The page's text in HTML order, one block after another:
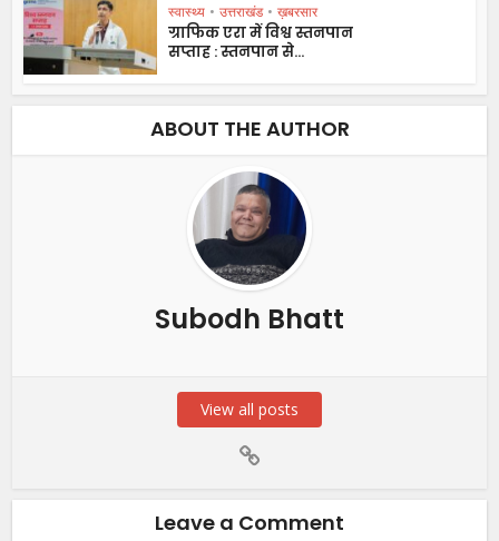
स्वास्थ्य • उत्तराखंड • ख़बरसार
ग्राफिक एरा में विश्व स्तनपान
सप्ताह : स्तनपान से...
ABOUT THE AUTHOR
Subodh Bhatt
View all posts
Leave a Comment